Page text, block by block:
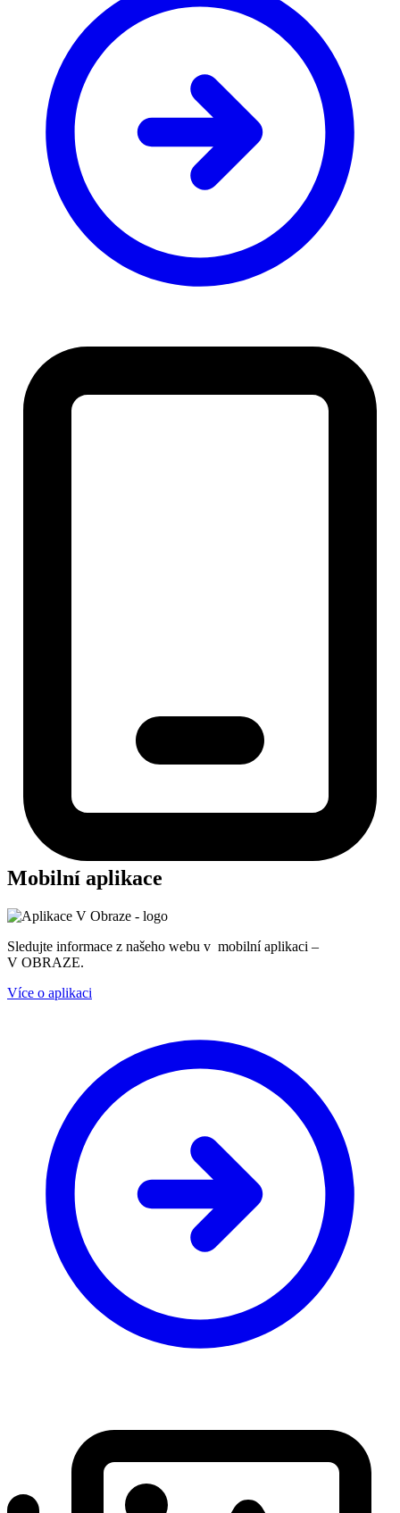
Mobilní aplikace
Sledujte informace z našeho webu v mobilní aplikaci –
V OBRAZE.
Více o aplikaci